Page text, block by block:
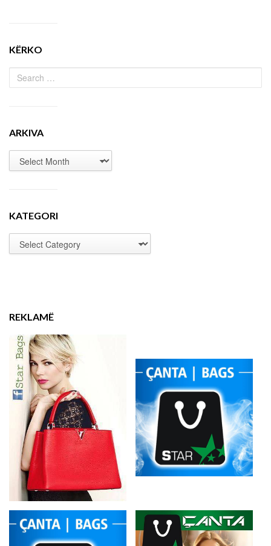
KËRKO
ARKIVA
KATEGORI
REKLAMË